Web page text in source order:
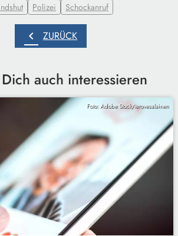
Polizei Schockanruf
chevron_left ZURÜCK
auch interessieren
Foto: Adobe Stock/terovesalainen